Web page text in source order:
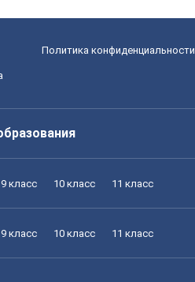
Политика конфиденциальности
9 класс 10 класс 11 класс
9 класс 10 класс 11 класс